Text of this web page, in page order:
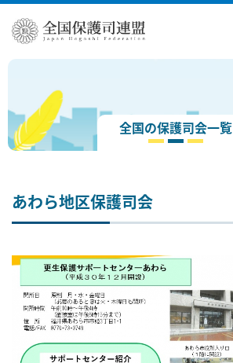
全国の保護司会一覧
あわら地区保護司会